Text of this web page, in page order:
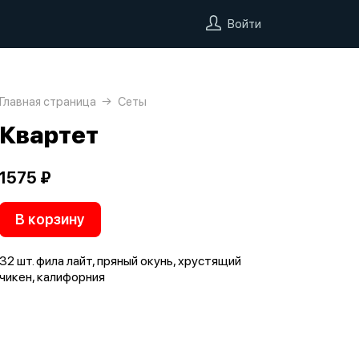
Войти
Главная страница Сеты
Квартет
1575 ₽
В корзину
32 шт. фила лайт, пряный окунь, хрустящий
чикен, калифорния